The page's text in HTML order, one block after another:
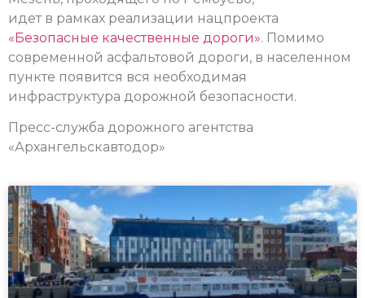
идет в рамках реализации нацпроекта
«Безопасные качественные дороги». Помимо
современной асфальтовой дороги, в населенном
пункте появится вся необходимая
инфраструктура дорожной безопасности.
Пресс-служба дорожного агентства
«Архангельскавтодор»